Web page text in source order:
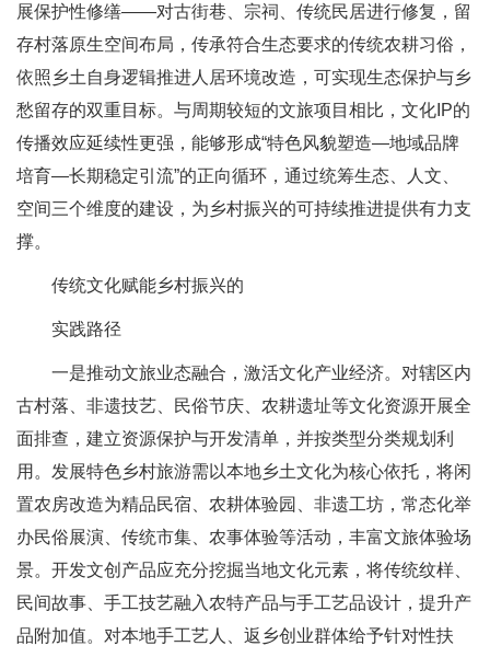
展保护性修缮——对古街巷、宗祠、传统民居进行修复，留
存村落原生空间布局，传承符合生态要求的传统农耕习俗，
依照乡土自身逻辑推进人居环境改造，可实现生态保护与乡
愁留存的双重目标。与周期较短的文旅项目相比，文化IP的
传播效应延续性更强，能够形成“特色风貌塑造—地域品牌
培育—长期稳定引流”的正向循环，通过统筹生态、人文、
空间三个维度的建设，为乡村振兴的可持续推进提供有力支
撑。
传统文化赋能乡村振兴的
实践路径
一是推动文旅业态融合，激活文化产业经济。对辖区内
古村落、非遗技艺、民俗节庆、农耕遗址等文化资源开展全
面排查，建立资源保护与开发清单，并按类型分类规划利
用。发展特色乡村旅游需以本地乡土文化为核心依托，将闲
置农房改造为精品民宿、农耕体验园、非遗工坊，常态化举
办民俗展演、传统市集、农事体验等活动，丰富文旅体验场
景。开发文创产品应充分挖掘当地文化元素，将传统纹样、
民间故事、手工技艺融入农特产品与手工艺品设计，提升产
品附加值。对本地手工艺人、返乡创业群体给予针对性扶